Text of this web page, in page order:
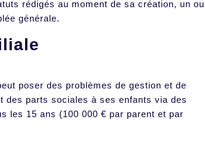
rédigés au moment de sa création, un ou
générale.
poser des problèmes de gestion et de
des parts sociales à ses enfants via des
les 15 ans (100 000 € par parent et par